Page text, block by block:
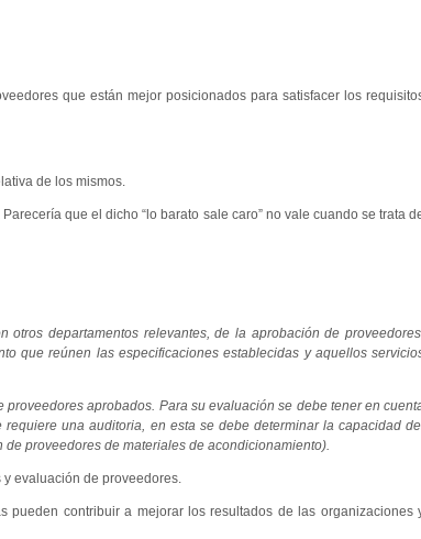
que están mejor posicionados para satisfacer los
de los mismos.
que el dicho “lo barato sale caro” no vale cuando se trata
departamentos relevantes, de la aprobación de
que reúnen las especificaciones establecidas y aquellos
aprobados. Para su evaluación se debe tener en
una auditoria, en esta se debe determinar la capacidad
proveedores de materiales de acondicionamiento).
evaluación de proveedores.
contribuir a mejorar los resultados de las organizaciones